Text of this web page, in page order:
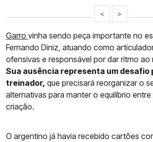
< >
Garro vinha sendo peça importante no
Fernando Diniz, atuando como
ofensivas e responsável por dar ritmo
Sua ausência representa um desafio
treinador, que precisará reorganizar o
alternativas para manter o equilíbrio
criação.
O argentino já havia recebido cartões